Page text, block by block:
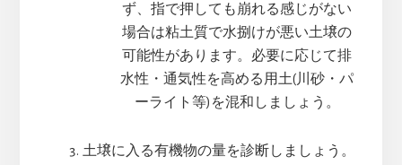
ず、指で押しても崩れる感じがない
場合は粘土質で水捌けが悪い土壌の
可能性があります。必要に応じて排
水性・通気性を高める用土(川砂・パ
ーライト等)を混和しましょう。
土壌に入る有機物の量を診断しましょう。